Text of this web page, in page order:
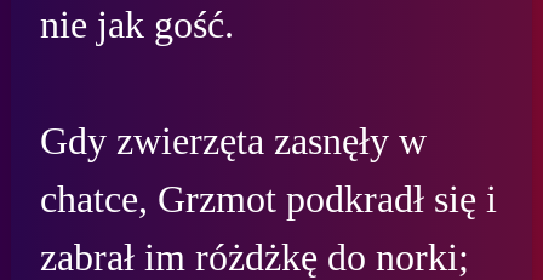
nie jak gość.
Gdy zwierzęta zasnęły w
chatce, Grzmot podkradł się i
zabrał im różdżkę do norki;